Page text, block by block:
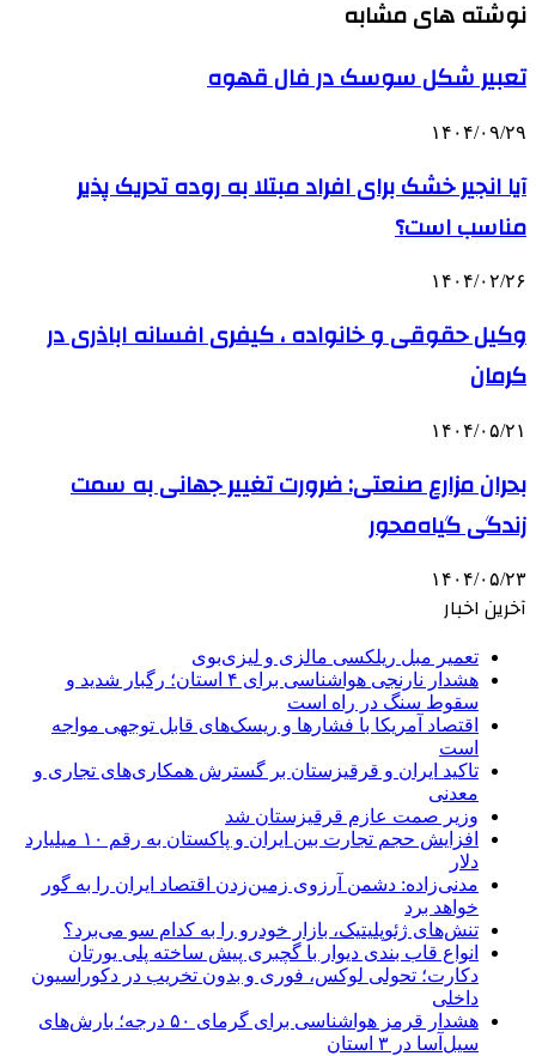
نوشته های مشابه
تعبیر شکل سوسک در فال قهوه
۱۴۰۴/۰۹/۲۹
آیا انجیر خشک برای افراد مبتلا به روده تحریک پذیر
مناسب است؟
۱۴۰۴/۰۲/۲۶
وکیل حقوقی و خانواده ، کیفری افسانه اباذری در
کرمان
۱۴۰۴/۰۵/۲۱
بحران مزارع صنعتی: ضرورت تغییر جهانی به سمت
زندگی گیاه‌محور
۱۴۰۴/۰۵/۲۳
آخرین اخبار
تعمیر مبل ریلکسی مالزی و لیزی‌بوی
هشدار نارنجی هواشناسی برای ۴ استان؛ رگبار شدید و
سقوط سنگ در راه است
اقتصاد آمریکا با فشارها و ریسک‌های قابل توجهی مواجه
است
تاکید ایران و قرقیزستان بر گسترش همکاری‌های تجاری و
معدنی
وزیر صمت عازم قرقیزستان شد
افزایش حجم تجارت بین ایران و پاکستان به رقم ۱۰ میلیارد
دلار
مدنی‌زاده: دشمن آرزوی زمین‌زدن اقتصاد ایران را به گور
خواهد برد
تنش‌های ژئوپلیتیک، بازار خودرو را به کدام سو می‌برد؟
انواع قاب بندی دیوار با گچبری پیش ساخته پلی یورتان
دکارت؛ تحولی لوکس، فوری و بدون تخریب در دکوراسیون
داخلی
هشدار قرمز هواشناسی برای گرمای ۵۰ درجه؛ بارش‌های
سیل‌آسا در ۳ استان